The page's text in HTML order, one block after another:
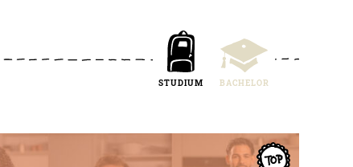
STUDIUM BACHELOR